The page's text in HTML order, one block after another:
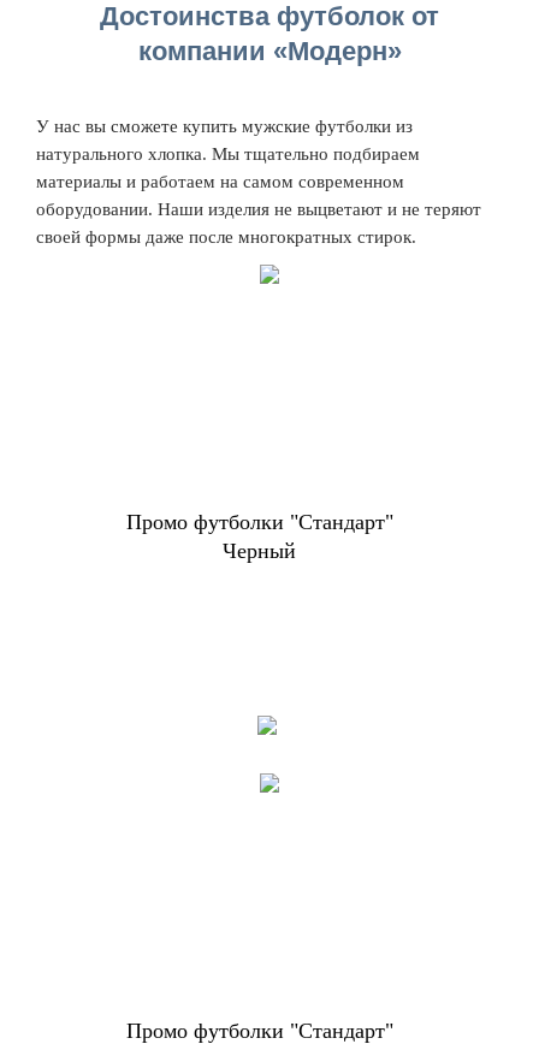
Достоинства футболок от
компании «Модерн»
У нас вы сможете купить мужские футболки из
натурального хлопка. Мы тщательно подбираем
материалы и работаем на самом современном
оборудовании. Наши изделия не выцветают и не теряют
своей формы даже после многократных стирок.
Промо футболки "Стандарт"
Черный
Промо футболки "Стандарт"